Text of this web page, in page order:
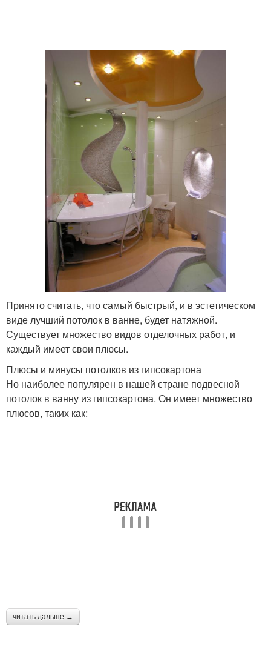
Принято считать, что самый быстрый, и в эстетическом
виде лучший потолок в ванне, будет натяжной.
Существует множество видов отделочных работ, и
каждый имеет свои плюсы.
Плюсы и минусы потолков из гипсокартона
Но наиболее популярен в нашей стране подвесной
потолок в ванну из гипсокартона. Он имеет множество
плюсов, таких как:
читать дальше →